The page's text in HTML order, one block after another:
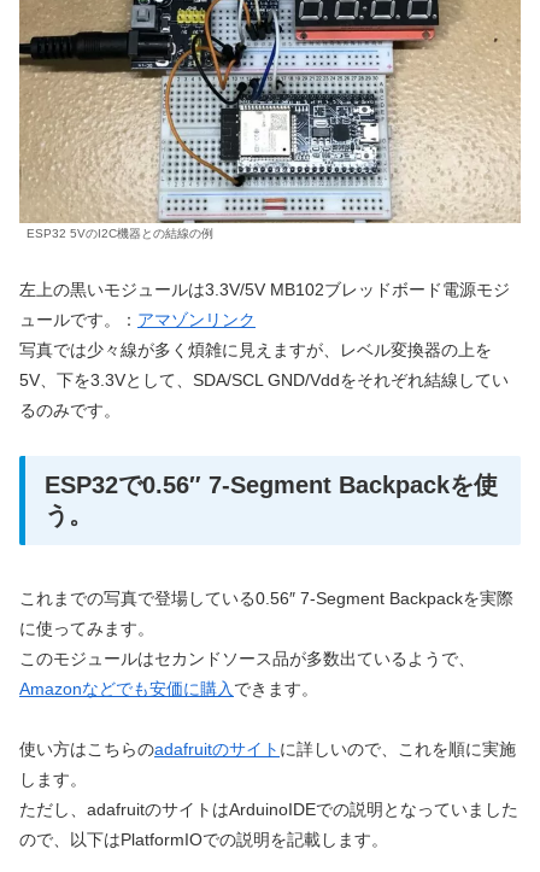
ESP32 5VのI2C機器との結線の例
左上の黒いモジュールは3.3V/5V MB102ブレッドボード電源モジ
ュールです。： アマゾンリンク
写真では少々線が多く煩雑に見えますが、レベル変換器の上を
5V、下を3.3Vとして、SDA/SCL GND/Vddをそれぞれ結線してい
るのみです。
ESP32で0.56″ 7-Segment Backpackを使
う。
これまでの写真で登場している0.56″ 7-Segment Backpackを実際
に使ってみます。
このモジュールはセカンドソース品が多数出ているようで、
Amazonなどでも安価に購入できます。
使い方はこちらのadafruitのサイト に詳しいので、これを順に実施
します。
ただし、adafruitのサイトはArduinoIDEでの説明となっていました
ので、以下はPlatformIOでの説明を記載します。